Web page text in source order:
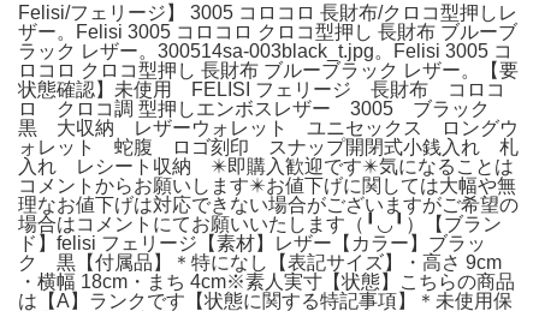
Felisi/フェリージ】 3005 コロコロ 長財布/クロコ型押しレ
ザー。Felisi 3005 コロコロ クロコ型押し 長財布 ブルーブ
ラック レザー。300514sa-003black_t.jpg。Felisi 3005 コ
ロコロ クロコ型押し 長財布 ブルーブラック レザー。【要
状態確認】未使用 FELISI フェリージ 長財布 コロコ
ロ クロコ調 型押しエンボスレザー 3005 ブラック
黒 大収納 レザーウォレット ユニセックス ロングウ
ォレット 蛇腹 ロゴ刻印 スナップ開閉式小銭入れ 札
入れ レシート収納 ✴️即購入歓迎です✴️気になることは
コメントからお願いします✴️お値下げに関しては大幅や無
理なお値下げは対応できない場合がございますがご希望の
場合はコメントにてお願いいたします（╹◡╹）【ブラン
ド】felisi フェリージ【素材】レザー【カラー】ブラッ
ク 黒【付属品】＊特になし【表記サイズ】・高さ 9cm
・横幅 18cm・まち 4cm※素人実寸【状態】こちらの商品
は【A】ランクです【状態に関する特記事項】＊未使用保